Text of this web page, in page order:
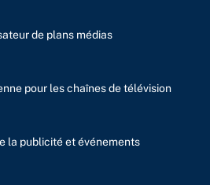
de plans médias
pour les chaînes de télévision
la publicité et événements